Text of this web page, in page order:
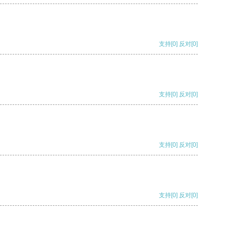
支持[0] 反对[0]
支持[0] 反对[0]
支持[0] 反对[0]
支持[0] 反对[0]